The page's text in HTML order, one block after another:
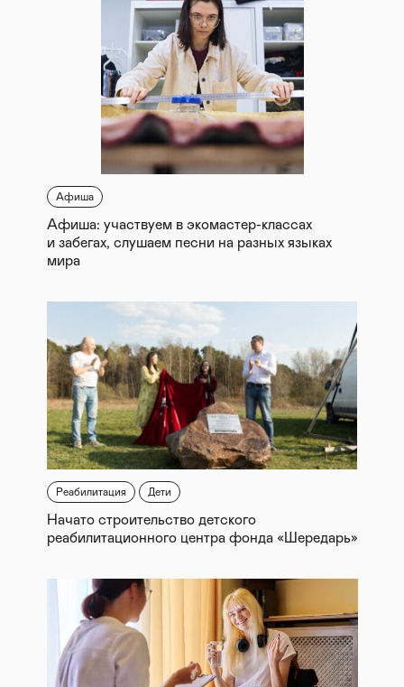
Афиша
Афиша: участвуем в экомастер-классах
и забегах, слушаем песни на разных языках
мира
Реабилитация Дети
Начато строительство детского
реабилитационного центра фонда «Шередарь»